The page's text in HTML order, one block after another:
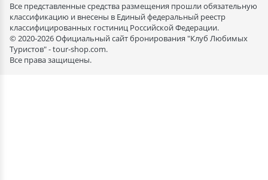
Все представленные средства размещения прошли обязательную
классификацию и внесены в Единый федеральный реестр
классифицированных гостиниц Российской Федерации.
© 2020-2026 Официальный сайт бронирования "Клуб Любимых
Туристов" - tour-shop.com.
Все права защищены.